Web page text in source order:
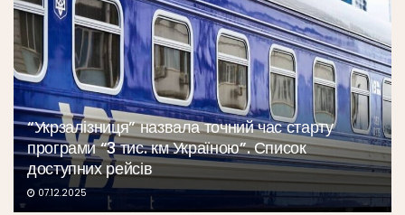
“Укрзалізниця” назвала точний час старту
програми “3 тис. км Україною”. Список
доступних рейсів
07.12.2025